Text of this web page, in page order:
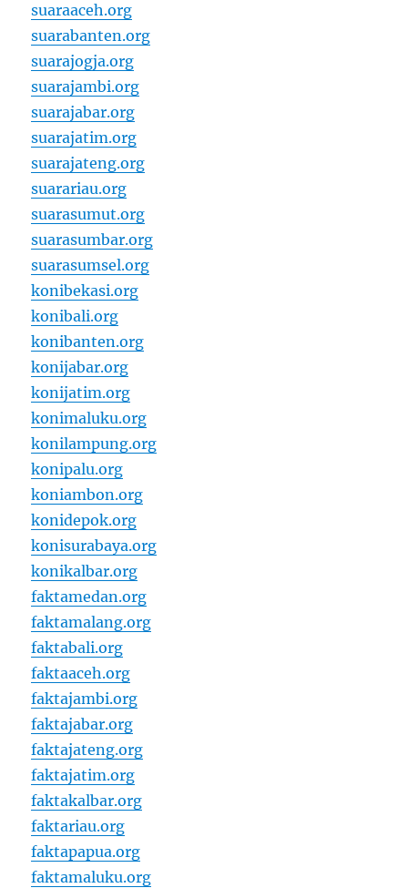
suaraaceh.org
suarabanten.org
suarajogja.org
suarajambi.org
suarajabar.org
suarajatim.org
suarajateng.org
suarariau.org
suarasumut.org
suarasumbar.org
suarasumsel.org
konibekasi.org
konibali.org
konibanten.org
konijabar.org
konijatim.org
konimaluku.org
konilampung.org
konipalu.org
koniambon.org
konidepok.org
konisurabaya.org
konikalbar.org
faktamedan.org
faktamalang.org
faktabali.org
faktaaceh.org
faktajambi.org
faktajabar.org
faktajateng.org
faktajatim.org
faktakalbar.org
faktariau.org
faktapapua.org
faktamaluku.org